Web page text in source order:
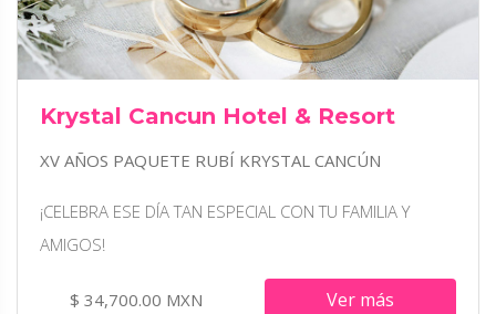
Krystal Cancun Hotel & Resort
XV AÑOS PAQUETE RUBÍ KRYSTAL CANCÚN
¡CELEBRA ESE DÍA TAN ESPECIAL CON TU FAMILIA Y
AMIGOS!
$ 34,700.00 MXN Ver más